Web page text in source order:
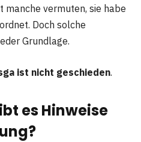
manche vermuten, sie habe
Doch solche
Grundlage.
ist nicht geschieden.
es Hinweise